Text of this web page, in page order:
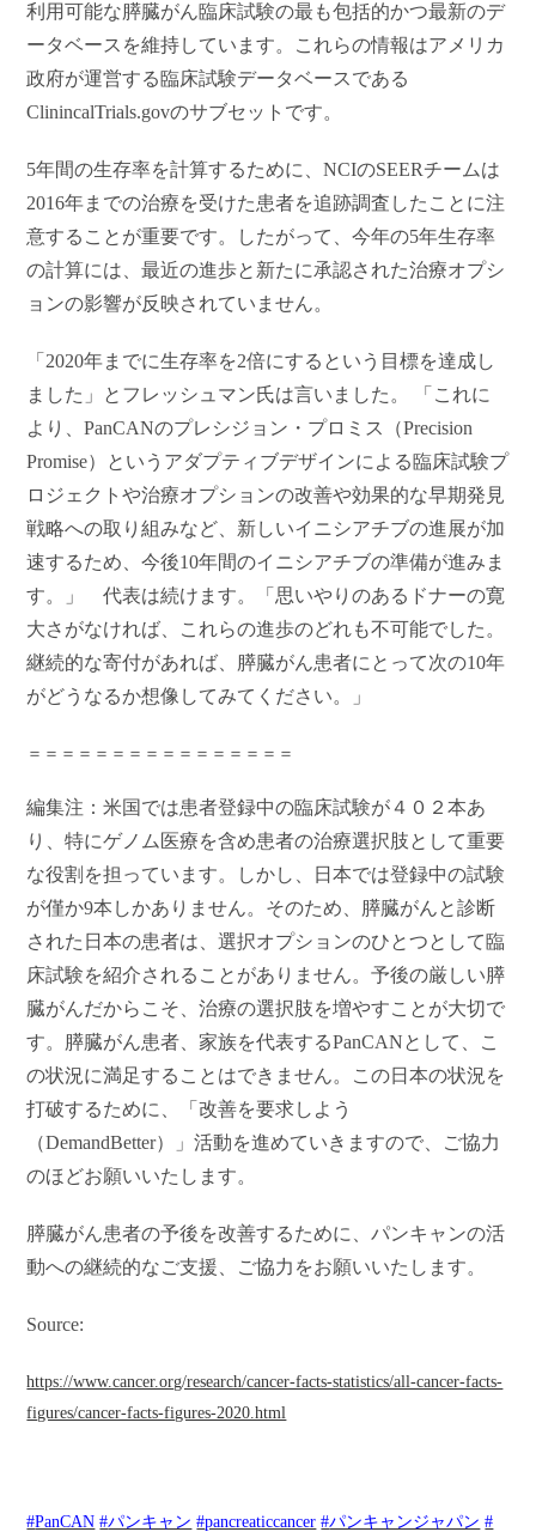
利用可能な膵臓がん臨床試験の最も包括的かつ最新のデ
ータベースを維持しています。これらの情報はアメリカ
政府が運営する臨床試験データベースである
ClinincalTrials.govのサブセットです。
5年間の生存率を計算するために、NCIのSEERチームは
2016年までの治療を受けた患者を追跡調査したことに注
意することが重要です。したがって、今年の5年生存率
の計算には、最近の進歩と新たに承認された治療オプシ
ョンの影響が反映されていません。
「2020年までに生存率を2倍にするという目標を達成し
ました」とフレッシュマン氏は言いました。 「これに
より、PanCANのプレシジョン・プロミス（Precision
Promise）というアダプティブデザインによる臨床試験プ
ロジェクトや治療オプションの改善や効果的な早期発見
戦略への取り組みなど、新しいイニシアチブの進展が加
速するため、今後10年間のイニシアチブの準備が進みま
す。」 代表は続けます。「思いやりのあるドナーの寛
大さがなければ、これらの進歩のどれも不可能でした。
継続的な寄付があれば、膵臓がん患者にとって次の10年
がどうなるか想像してみてください。」
＝＝＝＝＝＝＝＝＝＝＝＝＝＝＝＝
編集注：米国では患者登録中の臨床試験が４０２本あ
り、特にゲノム医療を含め患者の治療選択肢として重要
な役割を担っています。しかし、日本では登録中の試験
が僅か9本しかありません。そのため、膵臓がんと診断
された日本の患者は、選択オプションのひとつとして臨
床試験を紹介されることがありません。予後の厳しい膵
臓がんだからこそ、治療の選択肢を増やすことが大切で
す。膵臓がん患者、家族を代表するPanCANとして、こ
の状況に満足することはできません。この日本の状況を
打破するために、「改善を要求しよう
（DemandBetter）」活動を進めていきますので、ご協力
のほどお願いいたします。
膵臓がん患者の予後を改善するために、パンキャンの活
動への継続的なご支援、ご協力をお願いいたします。
Source:
https://www.cancer.org/research/cancer-facts-statistics/all-cancer-facts-
figures/cancer-facts-figures-2020.html
#PanCAN #パンキャン #pancreaticcancer #パンキャンジャパン #